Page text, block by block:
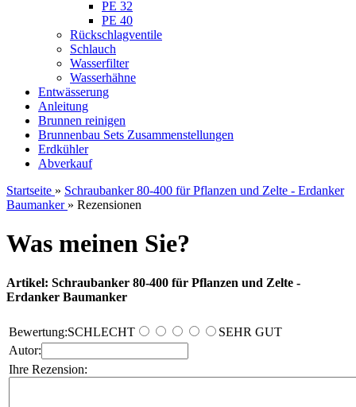
PE 32
PE 40
Rückschlagventile
Schlauch
Wasserfilter
Wasserhähne
Entwässerung
Anleitung
Brunnen reinigen
Brunnenbau Sets Zusammenstellungen
Erdkühler
Abverkauf
Startseite » Schraubanker 80-400 für Pflanzen und Zelte - Erdanker
Baumanker » Rezensionen
Was meinen Sie?
Artikel: Schraubanker 80-400 für Pflanzen und Zelte -
Erdanker Baumanker
Bewertung:SCHLECHT
SEHR GUT
Autor:
Ihre Rezension: